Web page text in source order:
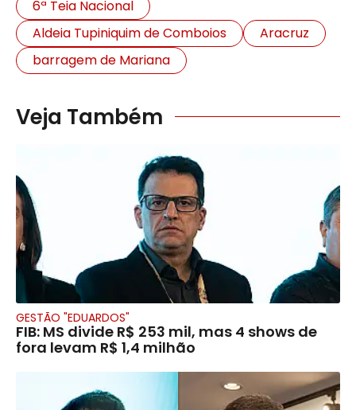
6ª Teia Nacional
Aldeia Tupiniquim de Comboios
Aracruz
barragem de Mariana
Veja Também
GESTÃO "EDUARDOS"
FIB: MS divide R$ 253 mil, mas 4 shows de
fora levam R$ 1,4 milhão